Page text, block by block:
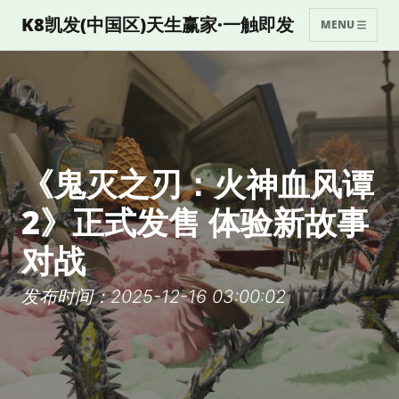
K8凯发(中国区)天生赢家·一触即发 MENU
《鬼灭之刃：火神血风谭
2》正式发售 体验新故事
对战
发布时间：2025-12-16 03:00:02